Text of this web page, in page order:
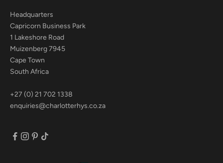
Headquarters
Capricorn Business Park
1 Lakeshore Road
Muizenberg 7945
Cape Town
South Africa
+27 (0) 21 702 1338
enquiries@charlotterhys.co.za